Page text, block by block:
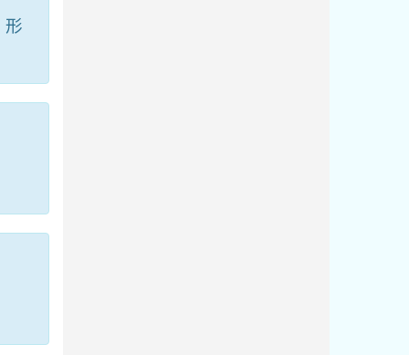
形